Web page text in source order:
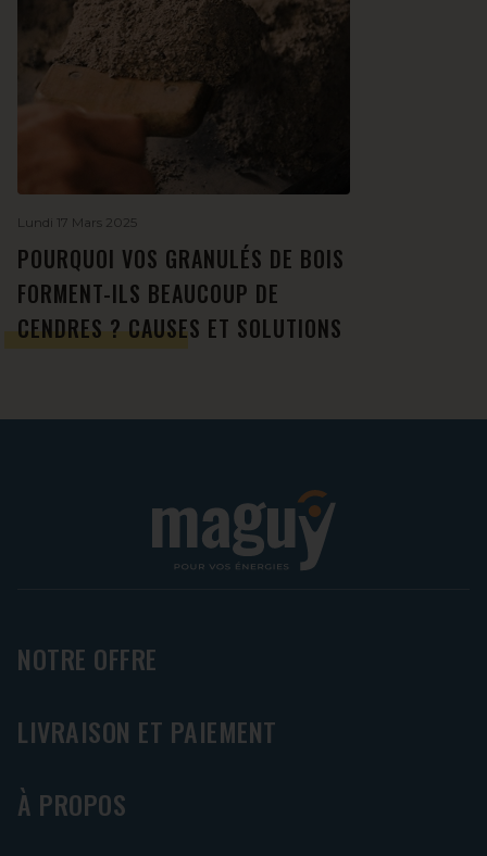
Lundi 17 Mars 2025
POURQUOI VOS GRANULÉS DE BOIS
FORMENT-ILS BEAUCOUP DE
CENDRES ? CAUSES ET SOLUTIONS
NOTRE OFFRE
LIVRAISON ET PAIEMENT
À PROPOS